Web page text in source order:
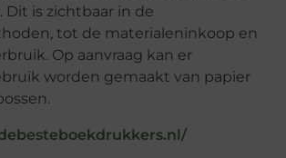
Dit is zichtbaar in de
tot de materialeninkoop en
Op aanvraag kan er
worden gemaakt van papier